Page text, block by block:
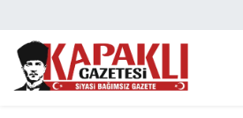
Kapaklı Haberleri
Tekirdağ Nöbetçi Eczaneler